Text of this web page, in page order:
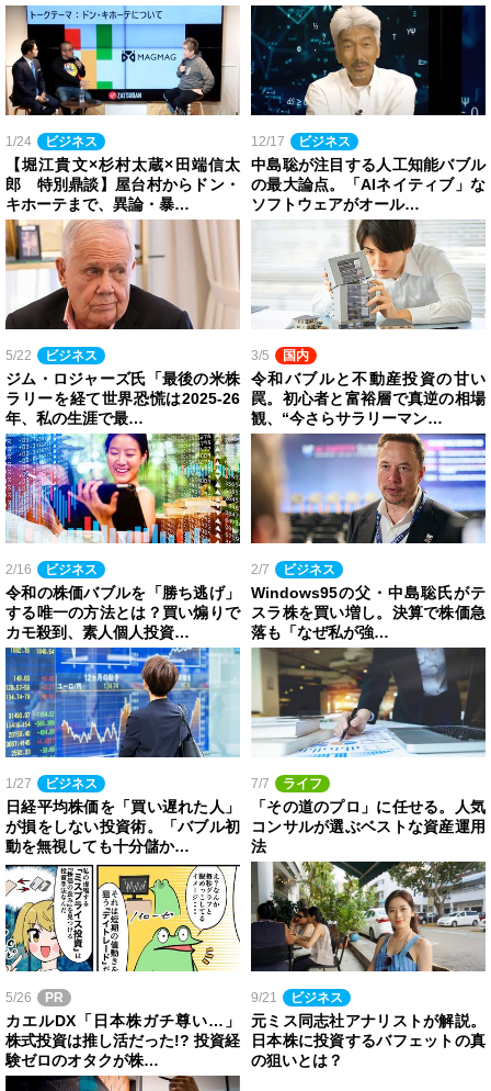
1/24 ビジネス
【堀江貴文×杉村太蔵×田端信太
郎 特別鼎談】屋台村からドン・
キホーテまで、異論・暴…
12/17 ビジネス
中島聡が注目する人工知能バブル
の最大論点。「AIネイティブ」な
ソフトウェアがオール…
5/22 ビジネス
ジム・ロジャーズ氏「最後の米株
ラリーを経て世界恐慌は2025-26
年、私の生涯で最…
3/5 国内
令和バブルと不動産投資の甘い
罠。初心者と富裕層で真逆の相場
観、“今さらサラリーマン…
2/16 ビジネス
令和の株価バブルを「勝ち逃げ」
する唯一の方法とは？買い煽りで
カモ殺到、素人個人投資…
2/7 ビジネス
Windows95の父・中島聡氏がテ
スラ株を買い増し。決算で株価急
落も「なぜ私が強…
1/27 ビジネス
日経平均株価を「買い遅れた人」
が損をしない投資術。「バブル初
動を無視しても十分儲か…
7/7 ライフ
「その道のプロ」に任せる。人気
コンサルが選ぶベストな資産運用
法
5/26 PR
カエルDX「日本株ガチ尊い…」
株式投資は推し活だった!? 投資経
験ゼロのオタクが株…
9/21 ビジネス
元ミス同志社アナリストが解説。
日本株に投資するバフェットの真
の狙いとは？